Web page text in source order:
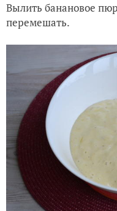
Вылить банановое
перемешать.